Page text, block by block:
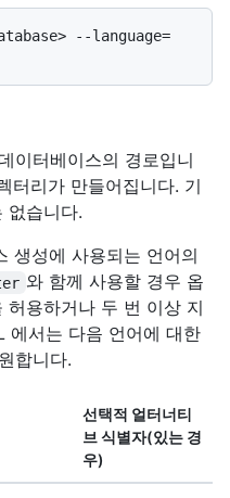
--language=
이터베이스의 경로입니
터리가 만들어집니다. 기
없습니다.
생성에 사용되는 언어의
와 함께 사용할 경우 옵
허용하거나 두 번 이상 지
에서는 다음 언어에 대한
합니다.
선택적 얼터너티
브 식별자(있는 경
우)